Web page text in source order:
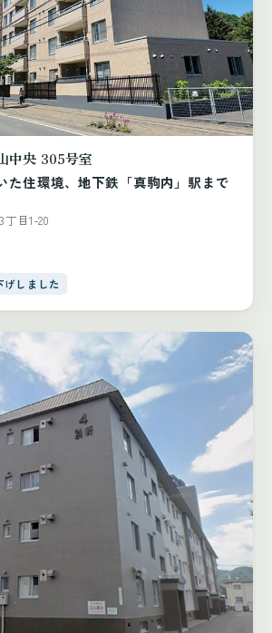
中央 305号室
た住環境、地下鉄「真駒内」駅まで
目1-20
げしました